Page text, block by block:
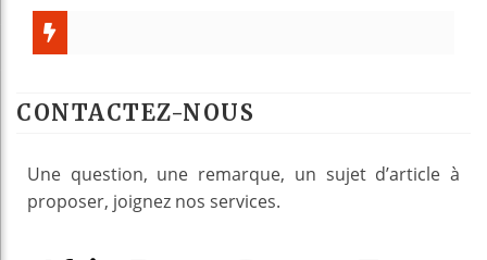
CONTACTEZ-NOUS
Une question, une remarque, un sujet d’article à
proposer, joignez nos services.